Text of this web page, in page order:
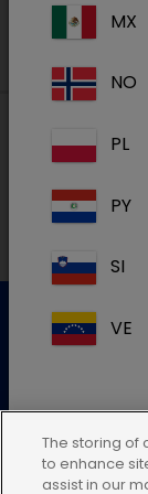
For mere
Send en
MX
NO
PL
PY
SI
VE
Hvis du
The storing of
to enhance
assist in our